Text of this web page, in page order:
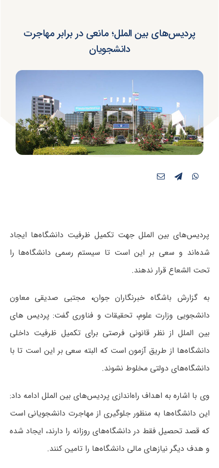
پردیس‌های بین الملل؛ مانعی در برابر مهاجرت
دانشجویان
پردیس‌های بین الملل جهت تکمیل ظرفیت دانشگاه‌ها ایجاد
شده‌اند و سعی بر این است تا سیستم رسمی دانشگاه‌ها را
تحت الشعاع قرار ندهند.
به گزارش باشگاه خبرنگاران جوان، مجتبی صدیقی معاون
دانشجویی وزارت علوم، تحقیقات و فناوری گفت: پردیس های
بین الملل از نظر قانونی فرصتی برای تکمیل ظرفیت داخلی
دانشگاه‌ها از طریق آزمون است که البته سعی بر این است تا با
دانشگاه‌های دولتی مخلوط نشوند.
وی با اشاره به اهداف راه‌اندازی پردیس‌های بین الملل ادامه داد:
این دانشگاه‌ها به منظور جلوگیری از مهاجرت دانشجویانی است
که قصد تحصیل فقط در دانشگاه‌های روزانه را دارند، ایجاد شده
و هدف دیگر نیازهای مالی دانشگاه‌ها را تامین کنند.